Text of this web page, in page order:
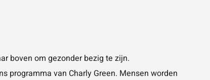
boven om gezonder bezig te zijn.
programma van Charly Green. Mensen worden